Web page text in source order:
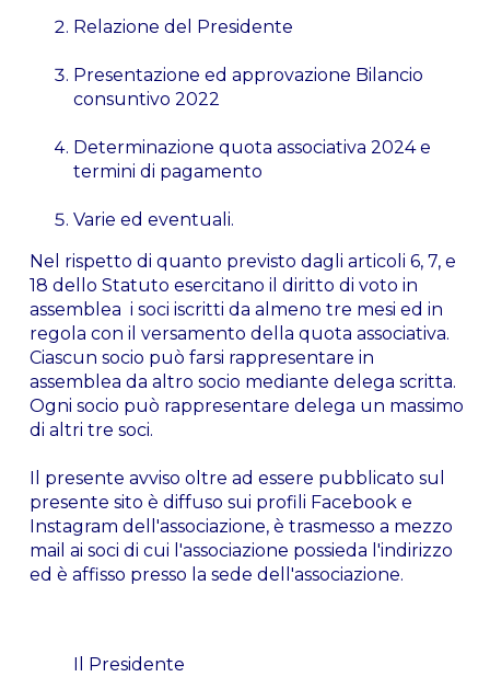
Relazione del Presidente
Presentazione ed approvazione Bilancio
consuntivo 2022
Determinazione quota associativa 2024 e
termini di pagamento
Varie ed eventuali.
Nel rispetto di quanto previsto dagli articoli 6, 7, e
18 dello Statuto esercitano il diritto di voto in
assemblea i soci iscritti da almeno tre mesi ed in
regola con il versamento della quota associativa.
Ciascun socio può farsi rappresentare in
assemblea da altro socio mediante delega scritta.
Ogni socio può rappresentare delega un massimo
di altri tre soci.
Il presente avviso oltre ad essere pubblicato sul
presente sito è diffuso sui profili Facebook e
Instagram dell'associazione, è trasmesso a mezzo
mail ai soci di cui l'associazione possieda l'indirizzo
ed è affisso presso la sede dell'associazione.
Il Presidente